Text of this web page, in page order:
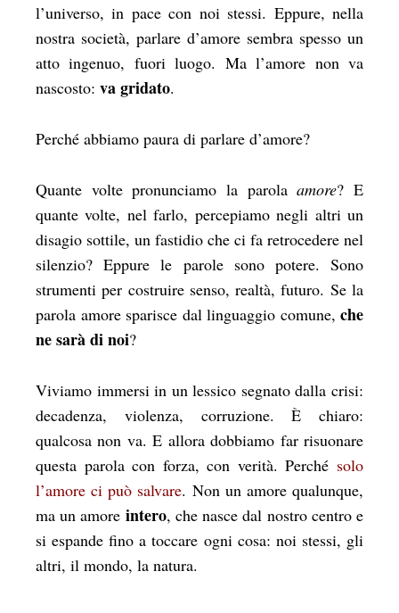
l’universo, in pace con noi stessi. Eppure, nella
nostra società, parlare d’amore sembra spesso un
atto ingenuo, fuori luogo. Ma l’amore non va
nascosto: va gridato.
Perché abbiamo paura di parlare d’amore?
Quante volte pronunciamo la parolaamore? E
quante volte, nel farlo, percepiamo negli altri un
disagio sottile, un fastidio che ci fa retrocedere nel
silenzio? Eppure le parole sono potere. Sono
strumenti per costruire senso, realtà, futuro. Se la
parola amore sparisce dal linguaggio comune, che
ne sarà di noi?
Viviamo immersi in un lessico segnato dalla crisi:
decadenza, violenza, corruzione. È chiaro:
qualcosa non va. E allora dobbiamo far risuonare
questa parola con forza, con verità. Perché solo
l’amore ci può salvare. Non un amore qualunque,
ma un amore intero, che nasce dal nostro centro e
si espande fino a toccare ogni cosa: noi stessi, gli
altri, il mondo, la natura.